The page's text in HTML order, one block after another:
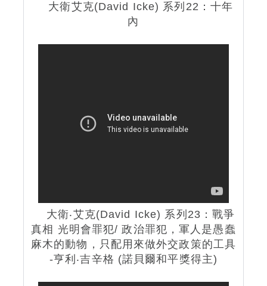
大衛艾克(David Icke) 系列22：十年
內
大衛‧艾克(David Icke) 系列23：戰爭
真相 光明會罪犯/ 政治罪犯 ，軍人是愚蠢
麻木的動物，只配用來做外交政策的工具
-亨利‧吉辛格 (諾貝爾和平獎得主)